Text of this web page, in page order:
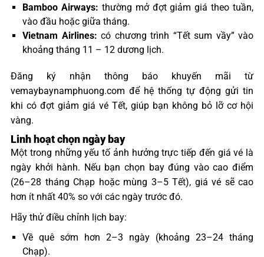
Bamboo Airways: thường mở đợt giảm giá theo tuần,
vào đầu hoặc giữa tháng.
Vietnam Airlines: có chương trình “Tết sum vầy” vào
khoảng tháng 11 – 12 dương lịch.
Đăng ký nhận thông báo khuyến mãi từ
vemaybaynamphuong.com để hệ thống tự động gửi tin
khi có đợt giảm giá vé Tết, giúp bạn không bỏ lỡ cơ hội
vàng.
Linh hoạt chọn ngày bay
Một trong những yếu tố ảnh hưởng trực tiếp đến giá vé là
ngày khởi hành. Nếu bạn chọn bay đúng vào cao điểm
(26–28 tháng Chạp hoặc mùng 3–5 Tết), giá vé sẽ cao
hơn ít nhất 40% so với các ngày trước đó.
Hãy thử điều chỉnh lịch bay:
Về quê sớm hơn 2–3 ngày (khoảng 23–24 tháng
Chạp).